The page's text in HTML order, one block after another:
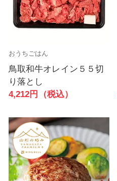
おうちごはん
鳥取和牛オレイン５５切
り落とし
4,212円（税込）